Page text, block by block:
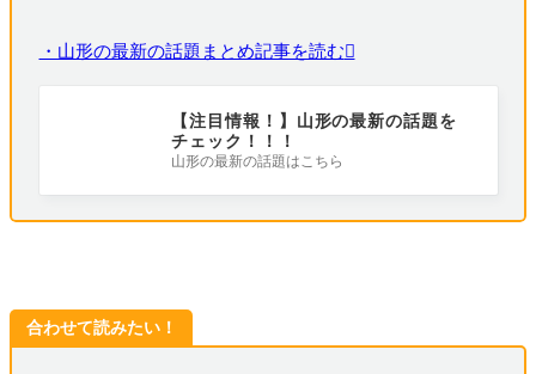
・山形の最新の話題まとめ記事を読む
【注目情報！】山形の最新の話題を
チェック！！！
山形の最新の話題はこちら
合わせて読みたい！